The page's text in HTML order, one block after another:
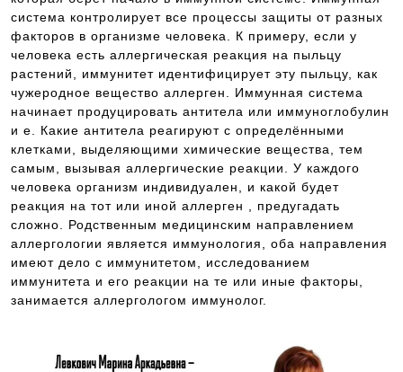
система контролирует все процессы защиты от разных
факторов в организме человека. К примеру, если у
человека есть аллергическая реакция на пыльцу
растений, иммунитет идентифицирует эту пыльцу, как
чужеродное вещество аллерген. Иммунная система
начинает продуцировать антитела или иммуноглобулин
и е. Какие антитела реагируют с определёнными
клетками, выделяющими химические вещества, тем
самым, вызывая аллергические реакции. У каждого
человека организм индивидуален, и какой будет
реакция на тот или иной аллерген , предугадать
сложно. Родственным медицинским направлением
аллергологии является иммунология, оба направления
имеют дело с иммунитетом, исследованием
иммунитета и его реакции на те или иные факторы,
занимается аллергологом иммунолог.